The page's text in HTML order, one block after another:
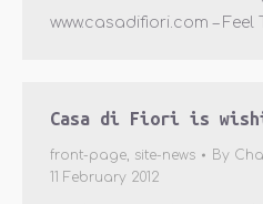
www.casadifiori.com – Feel
Casa di Fiori is
front-page, site-news By
11 February 2012